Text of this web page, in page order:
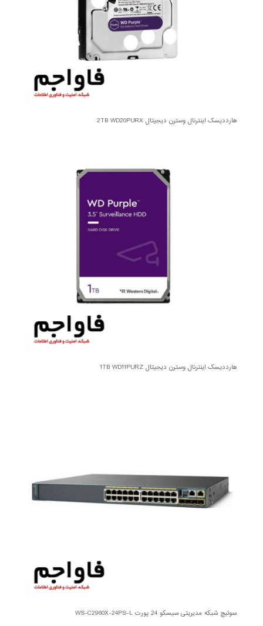
هارددیسک اینترنال وسترن دیجیتال 2TB WD20PURX
هارددیسک اینترنال وسترن دیجیتال 1TB WD11PURZ
سوئیچ شبکه مدیریتی سیسکو 24 پورت WS-C2960X-24PS-L